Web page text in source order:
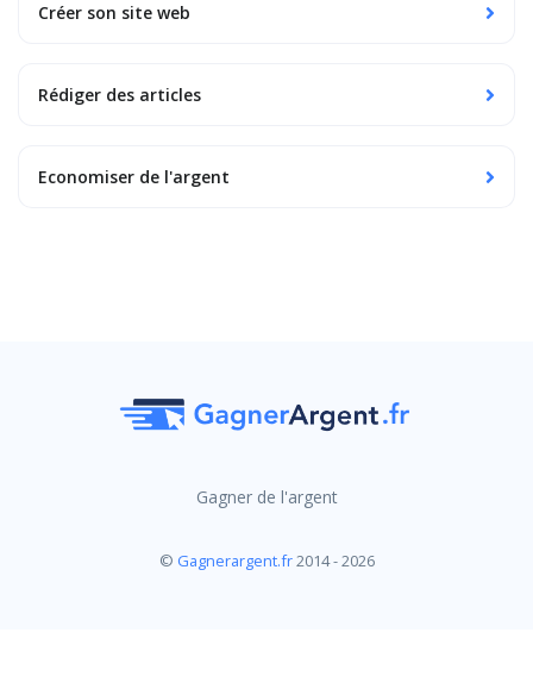
Créer son site web
Rédiger des articles
Economiser de l'argent
Gagner de l'argent
© Gagnerargent.fr2014 - 2026